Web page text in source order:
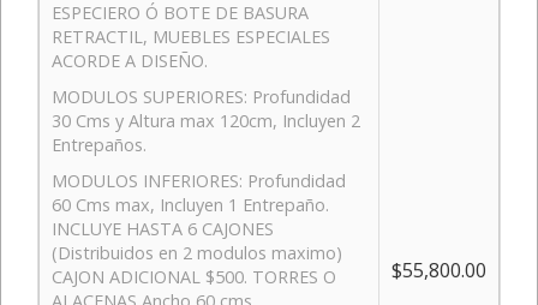
ESPECIERO Ó BOTE DE BASURA
RETRACTIL, MUEBLES ESPECIALES
ACORDE A DISEÑO.
MODULOS SUPERIORES: Profundidad
30 Cms y Altura max 120cm, Incluyen 2
Entrepaños.
MODULOS INFERIORES: Profundidad
60 Cms max, Incluyen 1 Entrepaño.
INCLUYE HASTA 6 CAJONES
(Distribuidos en 2 modulos maximo)
CAJON ADICIONAL $500. TORRES O
$55,800.00